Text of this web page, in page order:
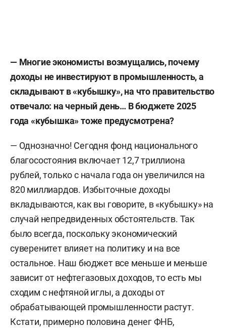
— Многие экономисты возмущались, почему
доходы не инвестируют в промышленность, а
складывают в «кубышку», на что правительство
отвечало: на черный день… В бюджете 2025
года «кубышка» тоже предусмотрена?
— Однозначно! Сегодня фонд национального
благосостояния включает 12,7 триллиона
рублей, только с начала года он увеличился на
820 миллиардов. Избыточные доходы
вкладываются, как вы говорите, в «кубышку» на
случай непредвиденных обстоятельств. Так
было всегда, поскольку экономический
суверенитет влияет на политику и на все
остальное. Наш бюджет все меньше и меньше
зависит от нефтегазовых доходов, то есть мы
сходим с нефтяной иглы, а доходы от
обрабатывающей промышленности растут.
Кстати, примерно половина денег ФНБ,